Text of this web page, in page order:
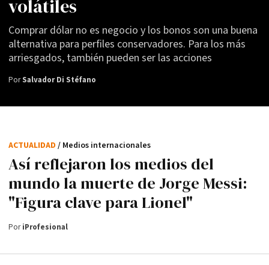
volátiles
Comprar dólar no es negocio y los bonos son una buena
alternativa para perfiles conservadores. Para los más
arriesgados, también pueden ser las acciones
PorSalvador Di Stéfano
Así reflejaron los medios del
mundo la muerte de Jorge Messi:
"Figura clave para Lionel"
ACTUALIDAD / Medios internacionales
PoriProfesional